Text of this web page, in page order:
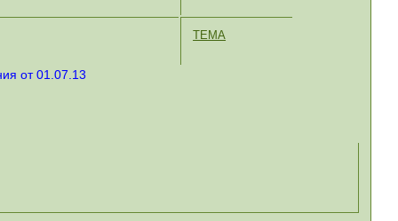
ТЕМА
от 01.07.13